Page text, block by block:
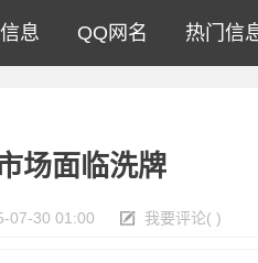
息 QQ网名 热门信
场面临洗牌
07-30 01:00 我要评论( )